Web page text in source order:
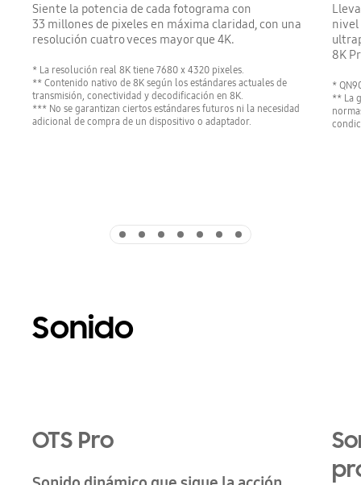
Siente la potencia de cada fotograma con
33 millones de pixeles en máxima claridad, con una
resolución cuatro veces mayor que 4K.
* La resolución real 8K tiene 7680 x 4320 pixeles.
** Contenido nativo de 8K según los estándares actuales de
transmisión, conectividad y decodificación en 8K.
*** No se garantizan ciertos estándares futuros ni la necesidad
adicional de compra de un dispositivo o adaptador.
nivel
8K
*
** La
Sonido
OTS Pro